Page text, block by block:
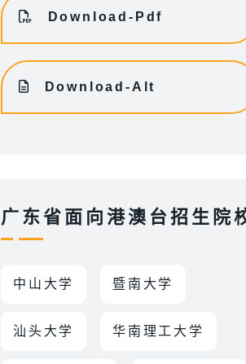
Download-Pdf
Download-Alt
广东省面向港澳台招生院
中山大学 暨南大学
汕头大学 华南理工大学